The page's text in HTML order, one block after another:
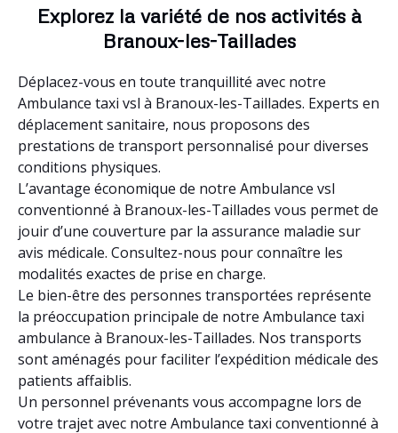
Explorez la variété de nos activités à
Branoux-les-Taillades
Déplacez-vous en toute tranquillité avec notre
Ambulance taxi vsl à Branoux-les-Taillades. Experts en
déplacement sanitaire, nous proposons des
prestations de transport personnalisé pour diverses
conditions physiques.
L’avantage économique de notre Ambulance vsl
conventionné à Branoux-les-Taillades vous permet de
jouir d’une couverture par la assurance maladie sur
avis médicale. Consultez-nous pour connaître les
modalités exactes de prise en charge.
Le bien-être des personnes transportées représente
la préoccupation principale de notre Ambulance taxi
ambulance à Branoux-les-Taillades. Nos transports
sont aménagés pour faciliter l’expédition médicale des
patients affaiblis.
Un personnel prévenants vous accompagne lors de
votre trajet avec notre Ambulance taxi conventionné à